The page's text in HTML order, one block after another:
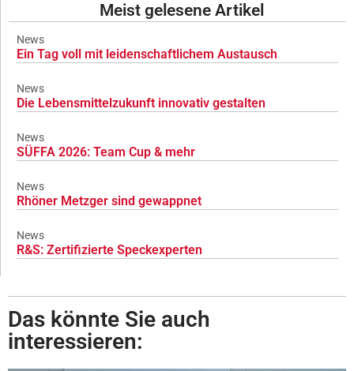
Meist gelesene Artikel
News
Ein Tag voll mit leidenschaftlichem Austausch
News
Die Lebensmittelzukunft innovativ gestalten
News
SÜFFA 2026: Team Cup & mehr
News
Rhöner Metzger sind gewappnet
News
R&S: Zertifizierte Speckexperten
Das könnte Sie auch
interessieren: